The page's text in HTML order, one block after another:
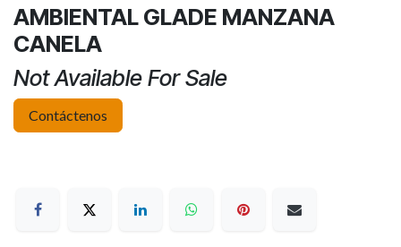
AMBIENTAL GLADE MANZANA
CANELA
Not Available For Sale
Contáctenos